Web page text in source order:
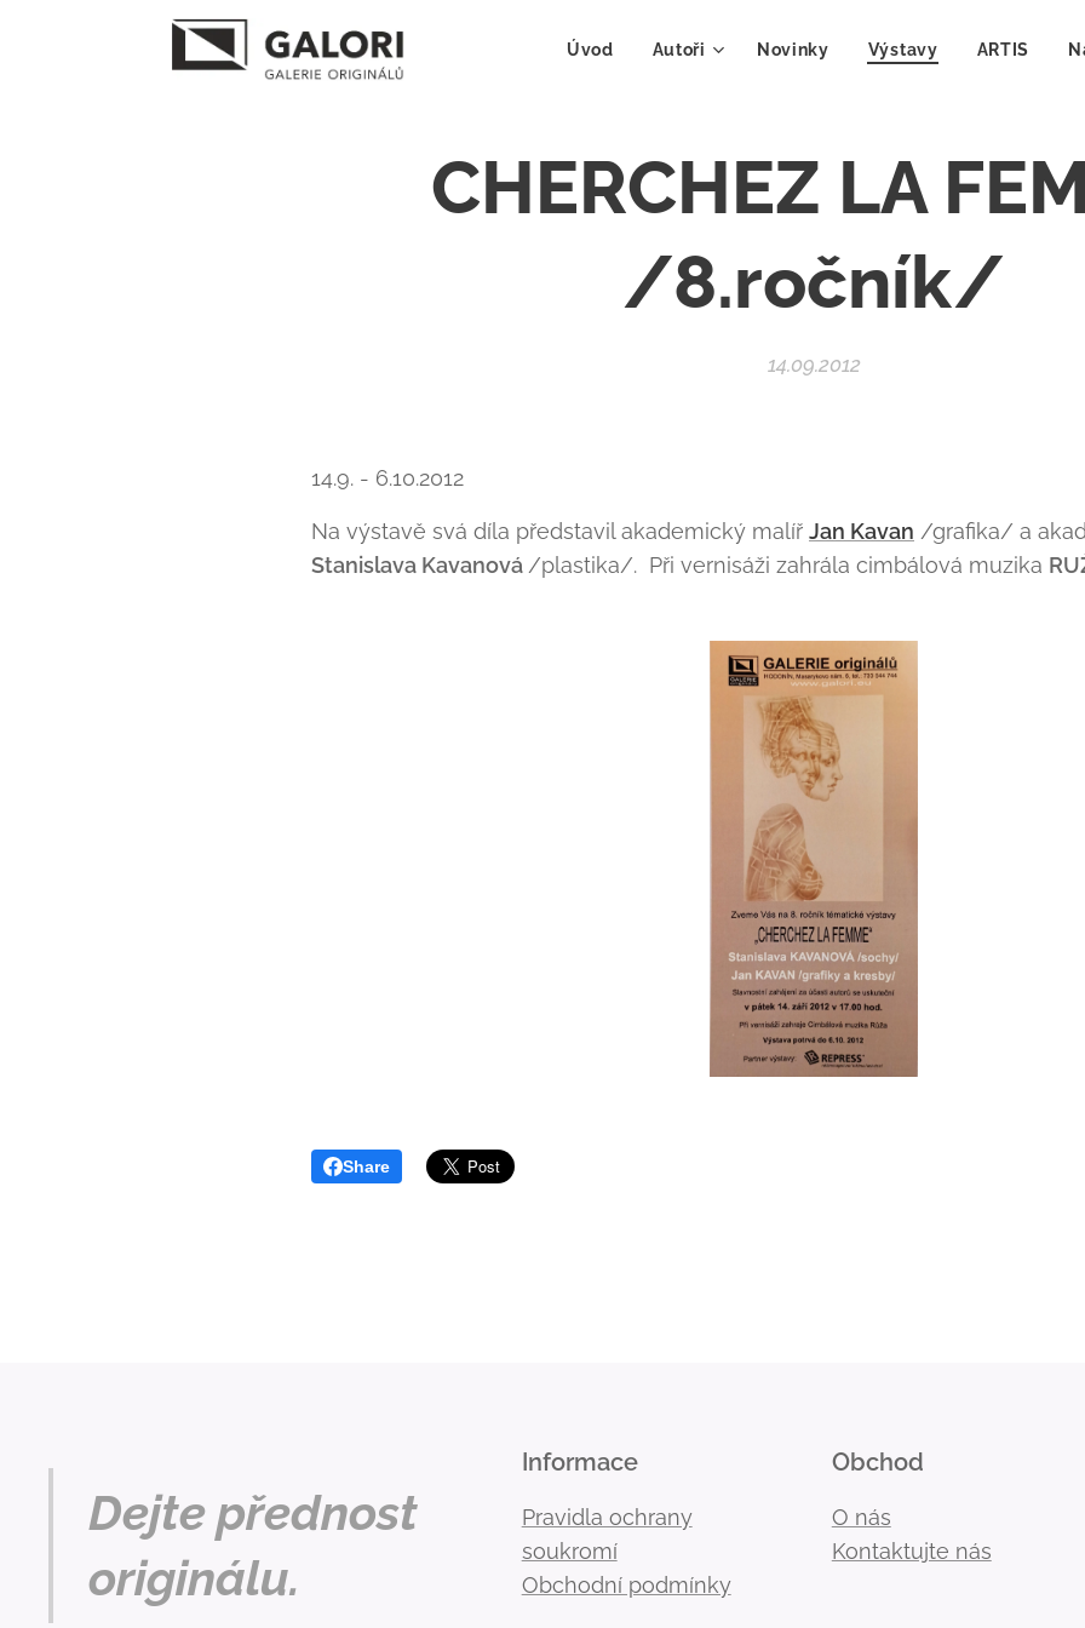
Úvod Autoři Novinky Výstavy ARTIS
CHERCHEZ LA
/8.ročník/
14.09.2012
14.9. - 6.10.2012
Na výstavě svá díla představil akademický malíř Jan Kavan /grafika/ a
Stanislava Kavanová /plastika/. Při vernisáži zahrála cimbálová muzika
Share
Dejte přednost
originálu.
Informace
Pravidla ochrany
soukromí
Obchodní podmínky
Obchod
O nás
Kontaktujte nás